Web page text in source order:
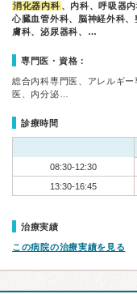
消化器内科 、内科、呼吸器
心臓血管外科、脳神経外科
膚科、泌尿器科、…
専門医・資格：
総合内科専門医、アレルギ
医、内分泌…
診療時間
08:30-12:30
13:30-16:45
治療実績
この病院の治療実績を見る